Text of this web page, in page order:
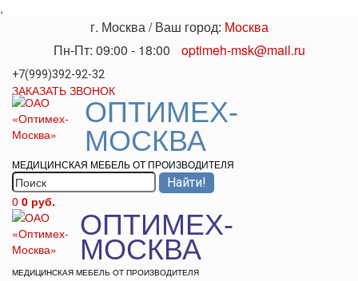
,
г. Москва/ Ваш город: Москва
Пн-Пт: 09:00 - 18:00 optimeh-msk@mail.ru
+7(999)392-92-32
ЗАКАЗАТЬ ЗВОНОК
ОПТИМЕХ-
МОСКВА
МЕДИЦИНСКАЯ МЕБЕЛЬ ОТ ПРОИЗВОДИТЕЛЯ
0 0 руб.
ОПТИМЕХ-
МОСКВА
МЕДИЦИНСКАЯ МЕБЕЛЬ ОТ ПРОИЗВОДИТЕЛЯ